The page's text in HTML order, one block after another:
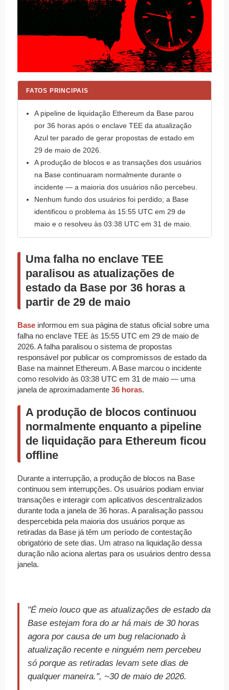
FATOS PRINCIPAIS
A pipeline de liquidação Ethereum da Base parou
por 36 horas após o enclave TEE da atualização
Azul ter parado de gerar propostas de estado em
29 de maio de 2026.
A produção de blocos e as transações dos usuários
na Base continuaram normalmente durante o
incidente — a maioria dos usuários não percebeu.
Nenhum fundo dos usuários foi perdido; a Base
identificou o problema às 15:55 UTC em 29 de
maio e o resolveu às 03:38 UTC em 31 de maio.
Uma falha no enclave TEE
paralisou as atualizações de
estado da Base por 36 horas a
partir de 29 de maio
Base informou em sua página de status oficial sobre uma
falha no enclave TEE às 15:55 UTC em 29 de maio de
2026. A falha paralisou o sistema de propostas
responsável por publicar os compromissos de estado da
Base na mainnet Ethereum. A Base marcou o incidente
como resolvido às 03:38 UTC em 31 de maio — uma
janela de aproximadamente 36 horas.
A produção de blocos continuou
normalmente enquanto a pipeline
de liquidação para Ethereum ficou
offline
Durante a interrupção, a produção de blocos na Base
continuou sem interrupções. Os usuários podiam enviar
transações e interagir com aplicativos descentralizados
durante toda a janela de 36 horas. A paralisação passou
despercebida pela maioria dos usuários porque as
retiradas da Base já têm um período de contestação
obrigatório de sete dias. Um atraso na liquidação dessa
duração não aciona alertas para os usuários dentro dessa
janela.
"É meio louco que as atualizações de estado da
Base estejam fora do ar há mais de 30 horas
agora por causa de um bug relacionado à
atualização recente e ninguém nem percebeu
só porque as retiradas levam sete dias de
qualquer maneira.", ~30 de maio de 2026.